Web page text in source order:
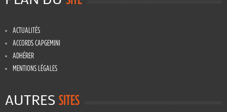
ACTUALITÉS
ACCORDS CAPGEMINI
ADHÉRER
MENTIONS LÉGALES
AUTRES SITES